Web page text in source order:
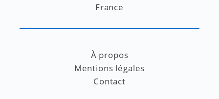
France
À propos
Mentions légales
Contact